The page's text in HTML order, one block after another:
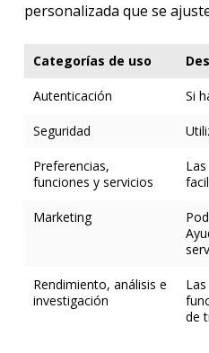
personalizada que se
Categorías de uso
Autenticación Si
Seguridad
Preferencias,
funciones y servicios
Marketing
Rendimiento, análisis e
investigación
de